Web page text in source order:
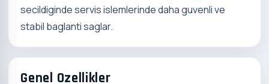
secildiginde servis islemlerinde daha guvenli ve
stabil baglanti saglar.
Genel Ozellikler